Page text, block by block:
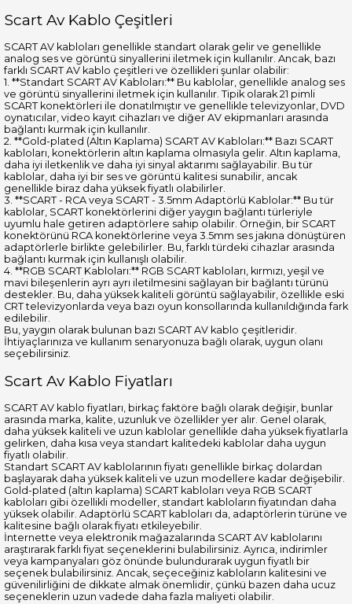
Scart Av Kablo Çeşitleri
SCART AV kabloları genellikle standart olarak gelir ve genellikle
analog ses ve görüntü sinyallerini iletmek için kullanılır. Ancak, bazı
farklı SCART AV kablo çeşitleri ve özellikleri şunlar olabilir:
1. **Standart SCART AV Kabloları:** Bu kablolar, genellikle analog ses
ve görüntü sinyallerini iletmek için kullanılır. Tipik olarak 21 pimli
SCART konektörleri ile donatılmıştır ve genellikle televizyonlar, DVD
oynatıcılar, video kayıt cihazları ve diğer AV ekipmanları arasında
bağlantı kurmak için kullanılır.
2. **Gold-plated (Altın Kaplama) SCART AV Kabloları:** Bazı SCART
kabloları, konektörlerin altın kaplama olmasıyla gelir. Altın kaplama,
daha iyi iletkenlik ve daha iyi sinyal aktarımı sağlayabilir. Bu tür
kablolar, daha iyi bir ses ve görüntü kalitesi sunabilir, ancak
genellikle biraz daha yüksek fiyatlı olabilirler.
3. **SCART - RCA veya SCART - 3.5mm Adaptörlü Kablolar:** Bu tür
kablolar, SCART konektörlerini diğer yaygın bağlantı türleriyle
uyumlu hale getiren adaptörlere sahip olabilir. Örneğin, bir SCART
konektörünü RCA konektörlerine veya 3.5mm ses jakına dönüştüren
adaptörlerle birlikte gelebilirler. Bu, farklı türdeki cihazlar arasında
bağlantı kurmak için kullanışlı olabilir.
4. **RGB SCART Kabloları:** RGB SCART kabloları, kırmızı, yeşil ve
mavi bileşenlerin ayrı ayrı iletilmesini sağlayan bir bağlantı türünü
destekler. Bu, daha yüksek kaliteli görüntü sağlayabilir, özellikle eski
CRT televizyonlarda veya bazı oyun konsollarında kullanıldığında fark
edilebilir.
Bu, yaygın olarak bulunan bazı SCART AV kablo çeşitleridir.
İhtiyaçlarınıza ve kullanım senaryonuza bağlı olarak, uygun olanı
seçebilirsiniz.
Scart Av Kablo Fiyatları
SCART AV kablo fiyatları, birkaç faktöre bağlı olarak değişir, bunlar
arasında marka, kalite, uzunluk ve özellikler yer alır. Genel olarak,
daha yüksek kaliteli ve uzun kablolar genellikle daha yüksek fiyatlarla
gelirken, daha kısa veya standart kalitedeki kablolar daha uygun
fiyatlı olabilir.
Standart SCART AV kablolarının fiyatı genellikle birkaç dolardan
başlayarak daha yüksek kaliteli ve uzun modellere kadar değişebilir.
Gold-plated (altın kaplama) SCART kabloları veya RGB SCART
kabloları gibi özellikli modeller, standart kabloların fiyatından daha
yüksek olabilir. Adaptörlü SCART kabloları da, adaptörlerin türüne ve
kalitesine bağlı olarak fiyatı etkileyebilir.
İnternette veya elektronik mağazalarında SCART AV kablolarını
araştırarak farklı fiyat seçeneklerini bulabilirsiniz. Ayrıca, indirimler
veya kampanyaları göz önünde bulundurarak uygun fiyatlı bir
seçenek bulabilirsiniz. Ancak, seçeceğiniz kabloların kalitesini ve
güvenilirliğini de dikkate almak önemlidir, çünkü bazen daha ucuz
seçeneklerin uzun vadede daha fazla maliyeti olabilir.